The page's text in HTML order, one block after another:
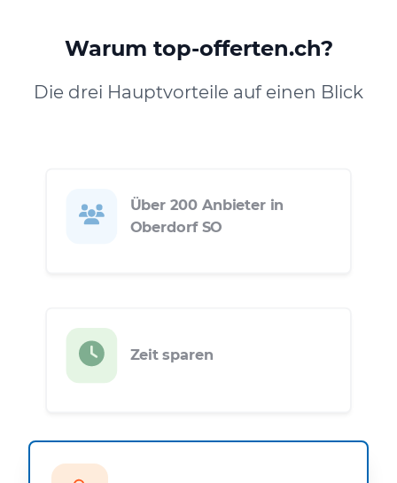
Warum top-offerten.ch?
Die drei Hauptvorteile auf einen Blick
Über 200 Anbieter in
Oberdorf SO
Zeit sparen